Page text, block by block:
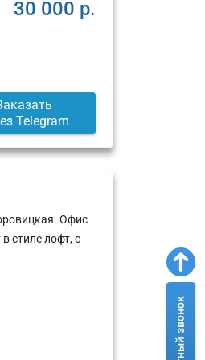
Пресненская
30 000 р.
Telegram
Офис
стиле лофт, с